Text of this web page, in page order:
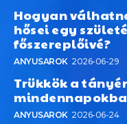
Hogyan
hősei egy
főszereplőivé?
ANYUSAROK 2026-06-29
Trükkök a
ANYUSAROK 2026-06-24